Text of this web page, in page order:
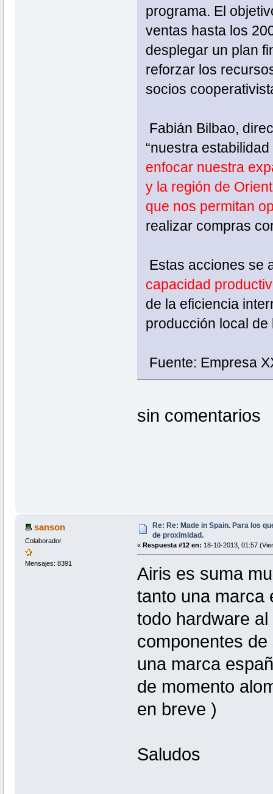
programa. El
ventas hasta los
desplegar un plan
reforzar los
socios
Fabián Bilbao,
“nuestra
enfocar nuestra
y la región de
que nos permitan
realizar compras
Estas acciones se
capacidad
de la eficiencia
producción local
Fuente: Empresa
sin comentarios
sanson
Colaborador
Mensajes: 8391
Re: Re: Made in Spain. Para los
de proximidad.
« Respuesta #12 en: 18-10-2013, 01:57
Airis es suma
tanto una marca
todo hardware
componentes
una marca
de momento
en breve )
Saludos